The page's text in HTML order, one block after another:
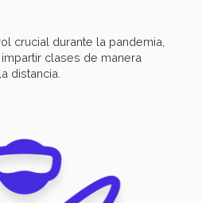
crucial durante la pandemia,
clases de manera
distancia.